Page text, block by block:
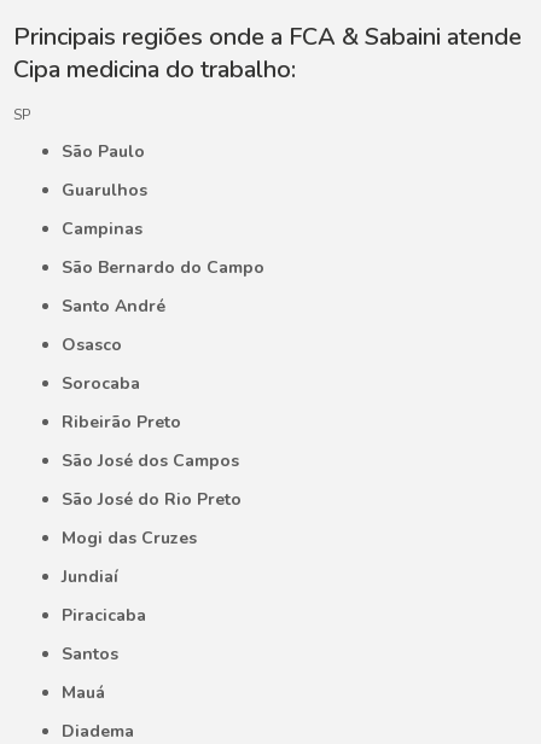
Principais regiões onde a FCA & Sabaini atende
Cipa medicina do trabalho:
SP
São Paulo
Guarulhos
Campinas
São Bernardo do Campo
Santo André
Osasco
Sorocaba
Ribeirão Preto
São José dos Campos
São José do Rio Preto
Mogi das Cruzes
Jundiaí
Piracicaba
Santos
Mauá
Diadema